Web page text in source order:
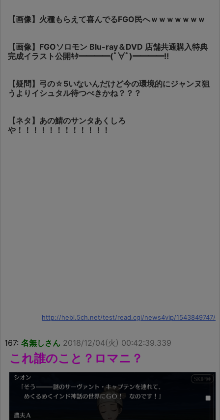
【画像】火種もらえて喜んでるFGO民へｗｗｗｗｗｗｗ
【画像】FGOソロモン Blu-ray＆DVD 店舗共通購入特典
完成イラスト公開ｷﾀ━━━━(ﾟ∀ﾟ)━━━━!!
【疑問】弓の☆5いないんだけど今の環境的にジャンヌ狙
うよりイシュタル待つべきかね？？？
【ネタ】あの鯖のサンタあくしろ
や！！！！！！！！！！！！
http://hebi.5ch.net/test/read.cgi/news4vip/1543849747/
167: 名無しさん 2018/12/04(火) 00:42:39.339
これ誰のこと？ロマニ？